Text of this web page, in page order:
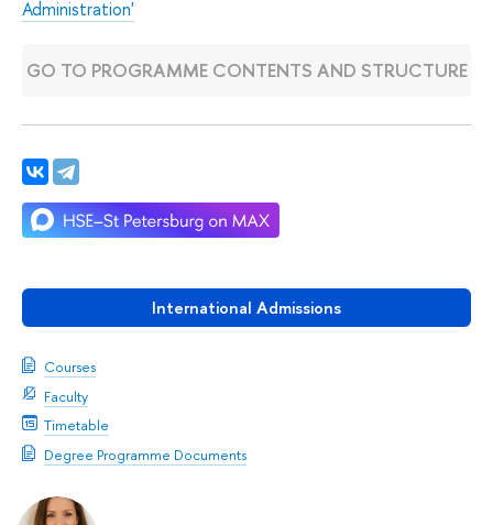
International Admissions
Courses
Faculty
Timetable
Degree Programme Documents
Administration'
GO TO PROGRAMME CONTENTS AND STRUCTURE